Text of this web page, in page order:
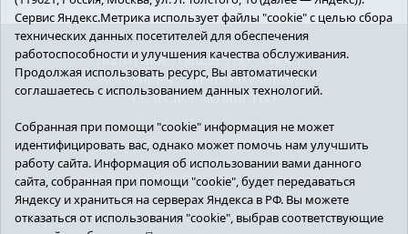
ПОЛИТИКА ОБЩЕСТВО
СПОРТ
ЭКОНОМИКА
ЗДРАВООХРАНЕНИЕ
СЕЛЬСКОЕ ХОЗЯЙСТВО
12+ © 2018 Armizon72.ру. Главный редактор:
Мелешко Владимир Михайлович. Учредитель:
АНО «ИИЦ «Армизонский вестник». E-mail:
armizon_gazeta@obl72.ruРегистрационный
номер СМИ ЭЛ № ФС77-66939 от 25.08.2016 г.
выдано Федеральной службой по надзору в
Сервис Яндекс.Метрика использует файлы "cookie" с целью сбора
технических данных посетителей для обеспечения
работоспособности и улучшения качества обслуживания.
Продолжая использовать ресурс, Вы автоматически
соглашаетесь с использованием данных технологий.
Собранная при помощи "cookie" информация не может
идентифицировать вас, однако может помочь нам улучшить
работу сайта. Информация об использовании вами данного
сайта, собранная при помощи "cookie", будет передаваться
Яндексу и храниться на серверах Яндекса в РФ. Вы можете
отказаться от использования "cookie", выбрав соответствующие